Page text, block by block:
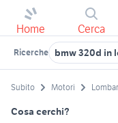
Home Cerca
Ricerche bmw 320d in
Subito Motori
Cosa cerchi?